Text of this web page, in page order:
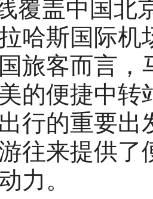
覆盖中国北
哈斯国际机
旅客而言，
的便捷中
行的重要
往来提供
力。